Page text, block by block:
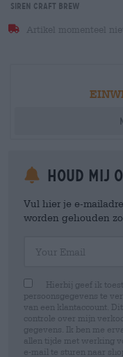
Siren Craft Brew
Artikel momenteel
Houd mij
Vul hier je e-
worden gehouden
Hierbij geef ik
persoonsgegevens te
van een klantaccount.
controle over mijn
gegevens. Ik ben me
allen tijde met werking
e-mail te sturen naar